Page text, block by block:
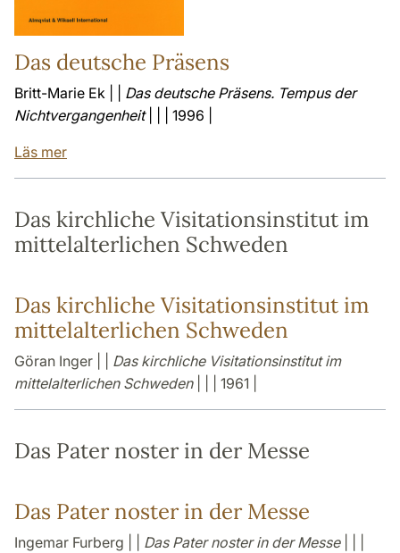
Das deutsche Präsens
Britt-Marie Ek | | Das deutsche Präsens. Tempus der
Nichtvergangenheit| | | 1996 |
Läs mer
Das kirchliche Visitationsinstitut im
mittelalterlichen Schweden
Das kirchliche Visitationsinstitut im
mittelalterlichen Schweden
Göran Inger | | Das kirchliche Visitationsinstitut im
mittelalterlichen Schweden| | | 1961 |
Das Pater noster in der Messe
Das Pater noster in der Messe
Ingemar Furberg | | Das Pater noster in der Messe| | |